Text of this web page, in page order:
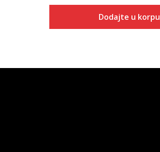
Dodajte u korpu